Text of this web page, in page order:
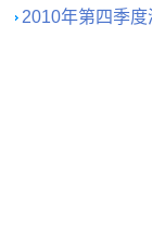
2010年第四季